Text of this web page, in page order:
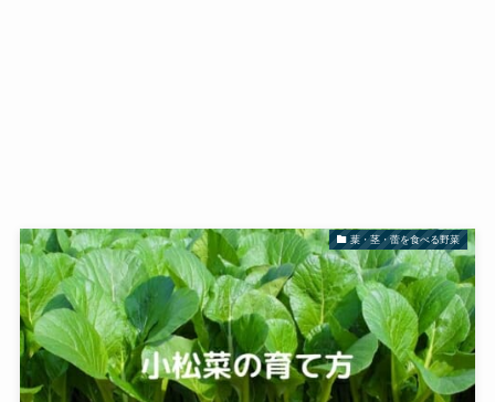
葉・茎・蕾を食べる野菜